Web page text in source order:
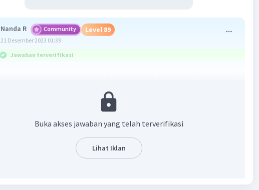
Nanda R Community Level 89
21 Desember 2023 01:39
Jawaban terverifikasi
udara dengan kecepatan cahaya pada suatu medium
Buka akses jawaban yang telah terverifikasi
Lihat Iklan